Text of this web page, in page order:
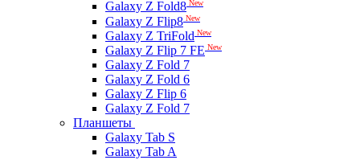
Galaxy Z Fold8 New
Galaxy Z Flip8 New
Galaxy Z TriFold New
Galaxy Z Flip 7 FE New
Galaxy Z Fold 7
Galaxy Z Fold 6
Galaxy Z Flip 6
Galaxy Z Fold 7
Планшеты
Galaxy Tab S
Galaxy Tab A